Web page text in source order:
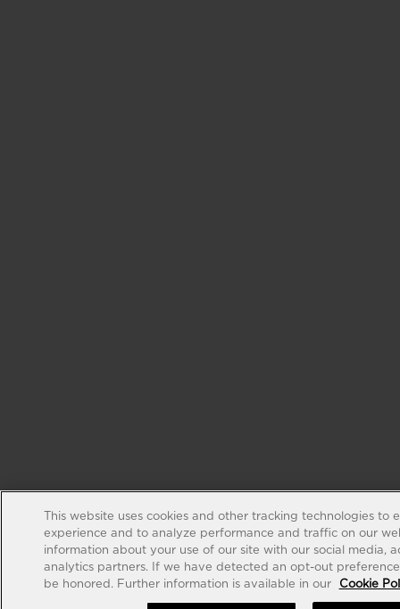
This website uses cookies and other tracking technologies to
experience and to analyze performance and traffic on our
information about your use of our site with our social media,
analytics partners. If we have detected an opt-out
be honored. Further information is available in our
Cookie